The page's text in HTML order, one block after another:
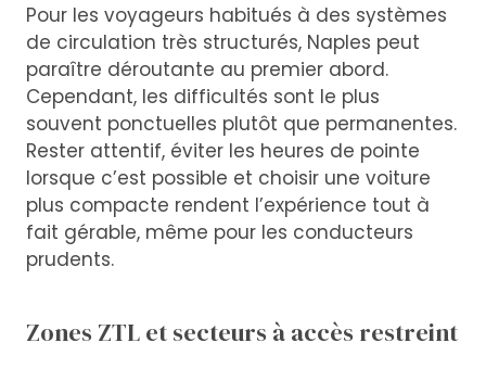
Pour les voyageurs habitués à des systèmes
de circulation très structurés, Naples peut
paraître déroutante au premier abord.
Cependant, les difficultés sont le plus
souvent ponctuelles plutôt que permanentes.
Rester attentif, éviter les heures de pointe
lorsque c’est possible et choisir une voiture
plus compacte rendent l’expérience tout à
fait gérable, même pour les conducteurs
prudents.
Zones ZTL et secteurs à accès restreint